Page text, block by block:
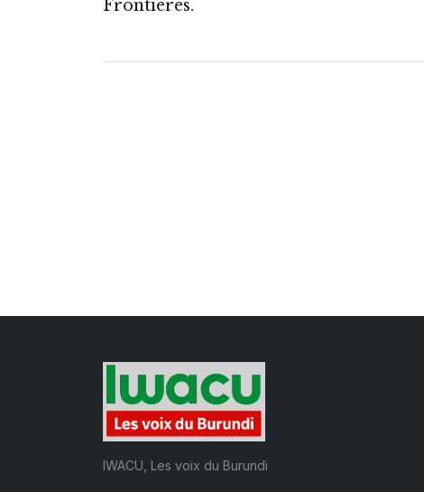
Frontières.
IWACU, Les voix du Burundi